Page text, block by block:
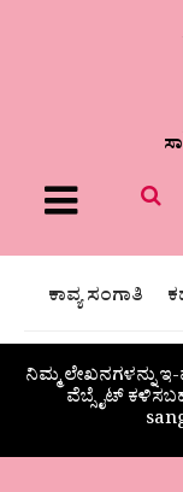
Menu
ಕಾವ್ಯ ಸಂಗಾತಿ
ನಿಮ್ಮ ಲೇಖನಗಳನ್ನು
ವೆಬ್ಸೈಟ್